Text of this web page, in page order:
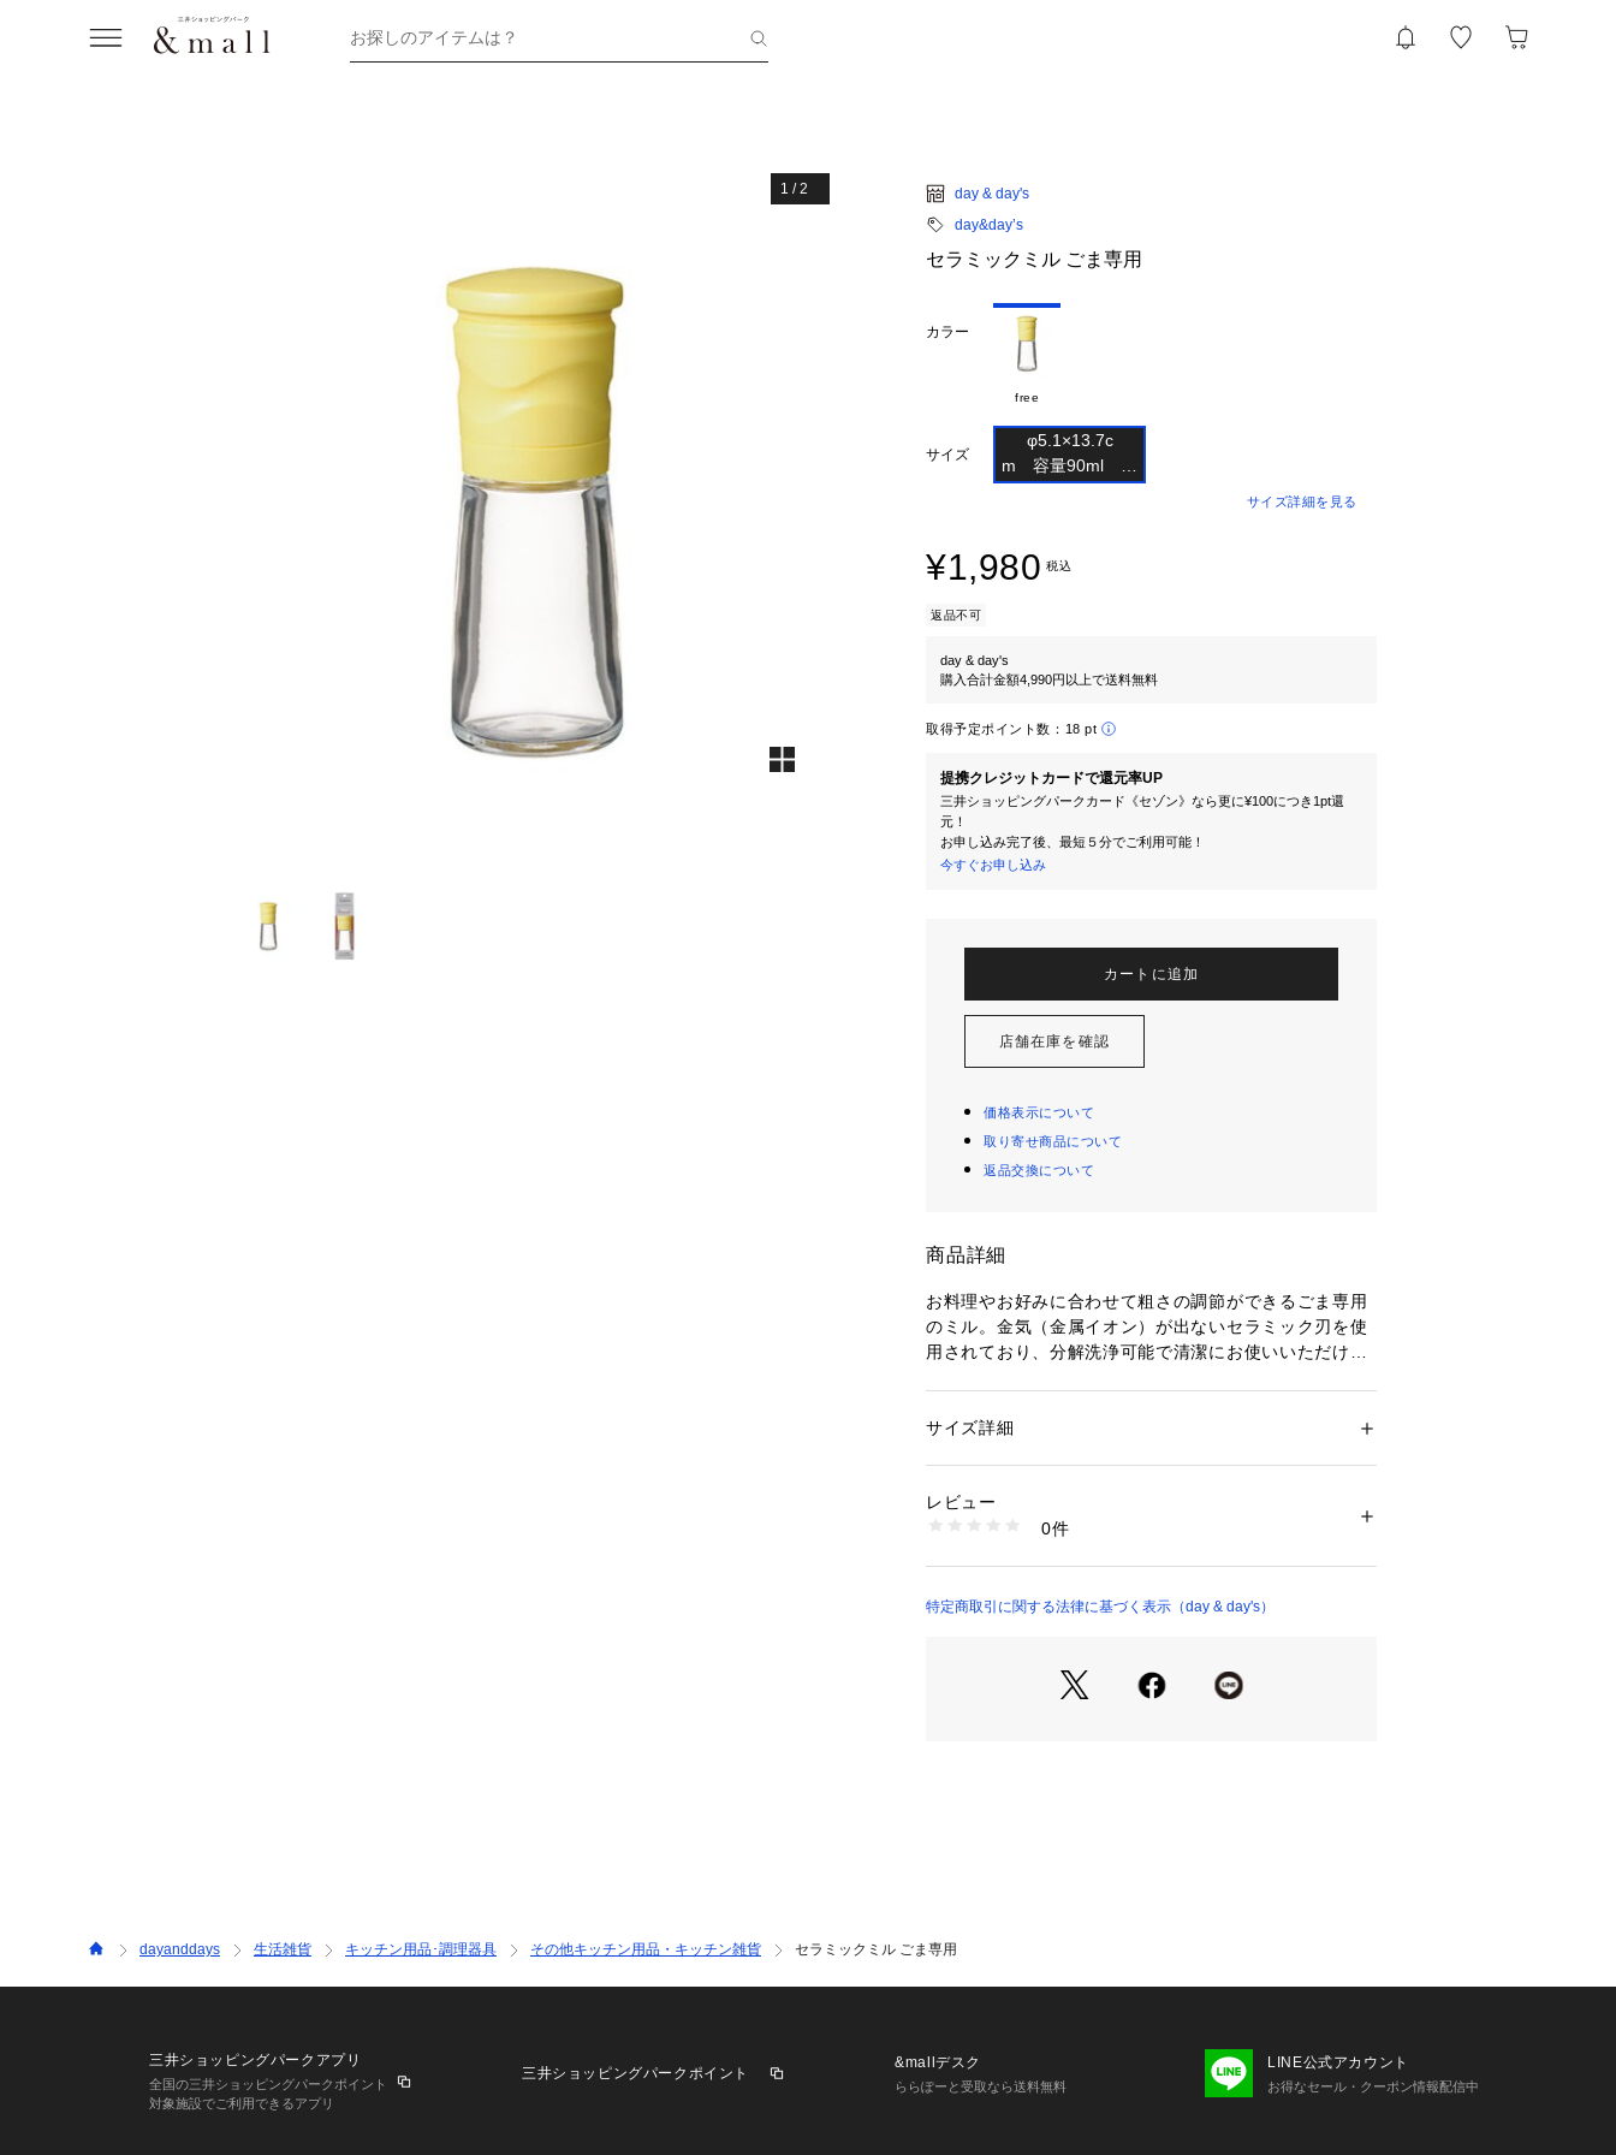
お探しのアイテムは？
1 /2
day & day's
day&day’s
セラミックミル ごま専用
カラー
free
サイズ
φ5.1×13.7c
m　容量90ml　重
サイズ詳細を見る
¥1,980 税込
返品不可
day & day's
購入合計金額4,990円以上で送料無料
取得予定ポイント数： 18 pt
提携クレジットカードで還元率UP
三井ショッピングパークカード《セゾン》なら更に¥100につき1pt還
元！
お申し込み完了後、最短５分でご利用可能！
今すぐお申し込み
カートに追加
店舗在庫を確認
価格表示について
取り寄せ商品について
返品交換について
商品詳細
お料理やお好みに合わせて粗さの調節ができるごま専用
のミル。金気（金属イオン）が出ないセラミック刃を使
用されており、分解洗浄可能で清潔にお使いいただけま
性別：レディース
ツマミ：ポリアセタール、バネ：SUS304、フタ：ポリプロピレ
商品番号：5200000000524 （モール）
サイズ詳細
レビュー
0件
特定商取引に関する法律に基づく表示（day & day's）
dayanddays 生活雑貨 キッチン用品･調理器具 その他キッチン用品・キッチン雑貨 セラミックミル ごま専用
三井ショッピングパークアプリ
全国の三井ショッピングパークポイント
対象施設でご利用できるアプリ
三井ショッピングパークポイント
&mallデスク
ららぽーと受取なら送料無料
LINE公式アカウント
お得なセール・クーポン情報配信中